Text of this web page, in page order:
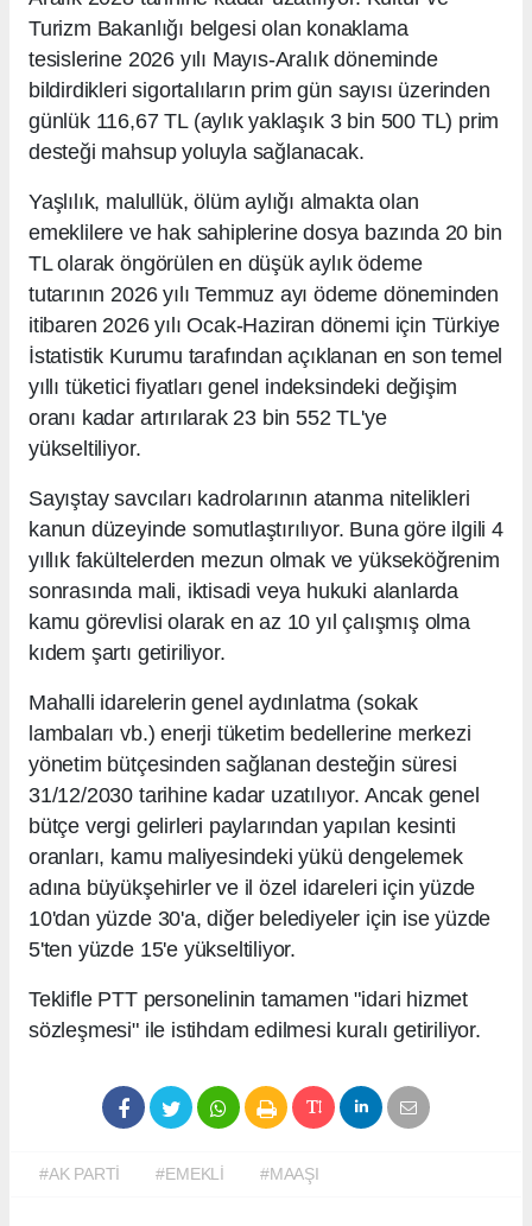
Turizm Bakanlığı belgesi olan konaklama
tesislerine 2026 yılı Mayıs-Aralık döneminde
bildirdikleri sigortalıların prim gün sayısı üzerinden
günlük 116,67 TL (aylık yaklaşık 3 bin 500 TL) prim
desteği mahsup yoluyla sağlanacak.
Yaşlılık, malullük, ölüm aylığı almakta olan
emeklilere ve hak sahiplerine dosya bazında 20 bin
TL olarak öngörülen en düşük aylık ödeme
tutarının 2026 yılı Temmuz ayı ödeme döneminden
itibaren 2026 yılı Ocak-Haziran dönemi için Türkiye
İstatistik Kurumu tarafından açıklanan en son temel
yıllı tüketici fiyatları genel indeksindeki değişim
oranı kadar artırılarak 23 bin 552 TL'ye
yükseltiliyor.
Sayıştay savcıları kadrolarının atanma nitelikleri
kanun düzeyinde somutlaştırılıyor. Buna göre ilgili 4
yıllık fakültelerden mezun olmak ve yükseköğrenim
sonrasında mali, iktisadi veya hukuki alanlarda
kamu görevlisi olarak en az 10 yıl çalışmış olma
kıdem şartı getiriliyor.
Mahalli idarelerin genel aydınlatma (sokak
lambaları vb.) enerji tüketim bedellerine merkezi
yönetim bütçesinden sağlanan desteğin süresi
31/12/2030 tarihine kadar uzatılıyor. Ancak genel
bütçe vergi gelirleri paylarından yapılan kesinti
oranları, kamu maliyesindeki yükü dengelemek
adına büyükşehirler ve il özel idareleri için yüzde
10'dan yüzde 30'a, diğer belediyeler için ise yüzde
5'ten yüzde 15'e yükseltiliyor.
Teklifle PTT personelinin tamamen "idari hizmet
sözleşmesi" ile istihdam edilmesi kuralı getiriliyor.
#AK PARTİ #EMEKLİ #MAAŞI